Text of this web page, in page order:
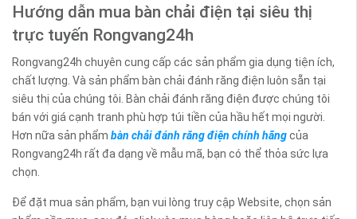
Hướng dẫn mua bàn chải điện tại siêu thị
trực tuyến Rongvang24h
Rongvang24h chuyên cung cấp các sản phẩm gia dụng tiện ích,
chất lượng. Và sản phẩm bàn chải đánh răng điện luôn sẵn tại
siêu thị của chúng tôi. Bàn chải đánh răng điện được chúng tôi
bán với giá cạnh tranh phù hợp túi tiền của hầu hết mọi người.
Hơn nữa sản phẩm bàn chải đánh răng điện chính hãngcủa
Rongvang24h rất đa dạng về mẫu mã, bạn có thể thỏa sức lựa
chọn.
Để đặt mua sản phẩm, bạn vui lòng truy cập Website, chọn sản